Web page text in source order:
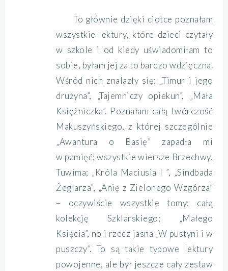
To głównie dzięki ciotce poznałam
wszystkie lektury, które dzieci czytały
w szkole i od kiedy uświadomiłam to
sobie, byłam jej za to bardzo wdzięczna.
Wśród nich znalazły się: „Timur i jego
drużyna”, „Tajemniczy opiekun”, „Mała
Księżniczka”. Poznałam całą twórczość
Makuszyńskiego, z której szczególnie
„Awantura o Basię” zapadła mi
w pamięć; wszystkie wiersze Brzechwy,
Tuwima; „Króla Maciusia I ”, „Sindbada
Żeglarza”, „Anię z Zielonego Wzgórza”
– oczywiście wszystkie tomy; całą
kolekcję Szklarskiego; „Małego
Księcia”, no i rzecz jasna „W pustyni i w
puszczy”. To są takie typowe lektury
powojenne, ale był jeszcze cały zestaw